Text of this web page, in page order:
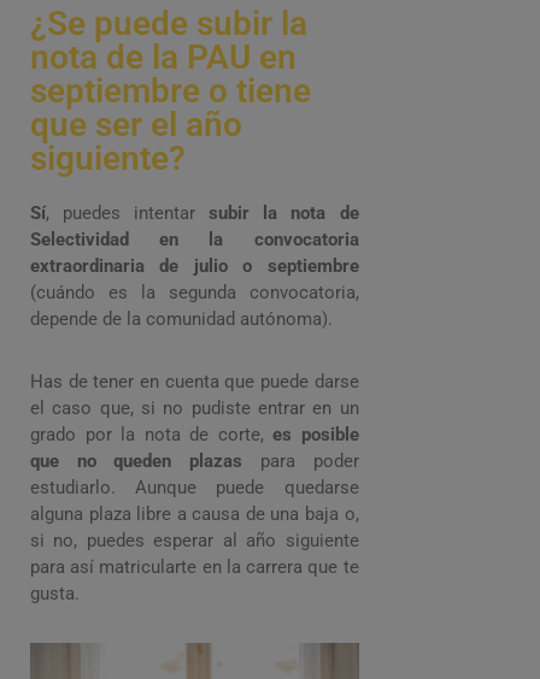
¿Se puede subir la
nota de la PAU en
septiembre o tiene
que ser el año
siguiente?
Sí, puedes intentarsubir la nota de
Selectividad en la convocatoria
extraordinaria de julio o septiembre
(cuándo es la segunda convocatoria,
depende de la comunidad autónoma).
Has de tener en cuenta que puede darse
el caso que, si no pudiste entrar en un
grado por la nota de corte,es posible
que no queden plazas para poder
estudiarlo. Aunque puede quedarse
alguna plaza libre a causa de una baja o,
si no, puedes esperar al año siguiente
para así matricularte en la carrera que te
gusta.